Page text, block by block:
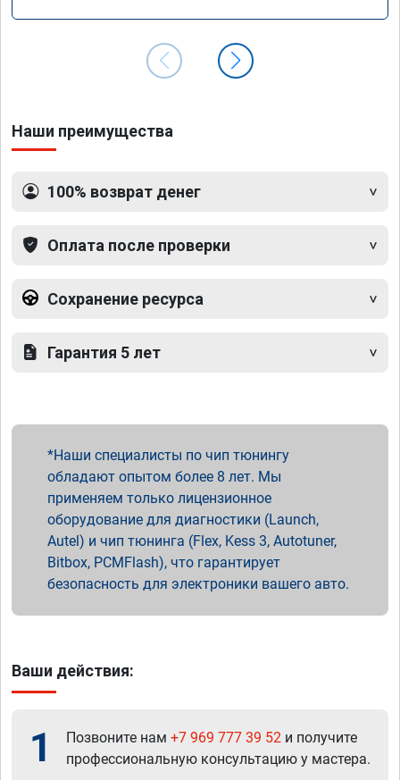
Наши преимущества
100% возврат денег
Оплата после проверки
Сохранение ресурса
Гарантия 5 лет
Наши специалисты по чип тюнингу
обладают опытом более 8 лет. Мы
применяем только лицензионное
оборудование для диагностики (Launch,
Autel) и чип тюнинга (Flex, Kess 3, Autotuner,
Bitbox, PCMFlash), что гарантирует
безопасность для электроники вашего авто.
Ваши действия:
1 Позвоните нам +7 969 777 39 52 и получите
профессиональную консультацию у мастера.